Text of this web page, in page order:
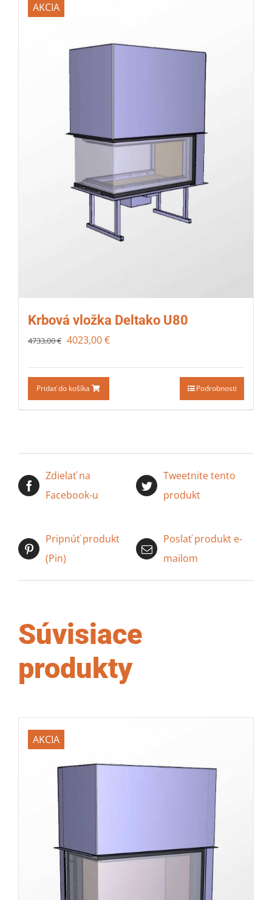
AKCIA
Krbová vložka Deltako U80
4733,00€ 4023,00€
Pridať do košíka Podrobnosti
Zdielať na
Facebook-u
Tweetnite tento
produkt
Pripnúť produkt
(Pin)
Poslať produkt e-
mailom
Súvisiace
produkty
AKCIA